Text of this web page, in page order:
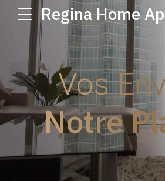
Regina Home
Vos
Notre